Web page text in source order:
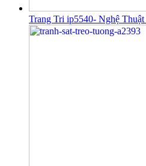
Trang Tri ip5540- Nghệ Thuật